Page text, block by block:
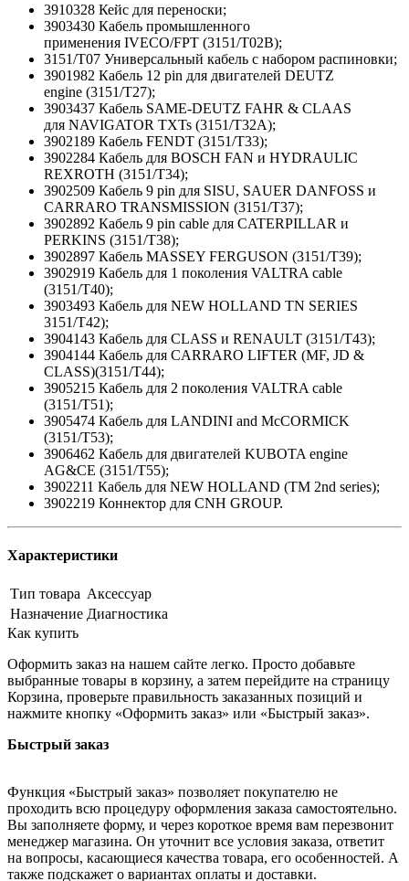
3910328 Кейс для переноски;
3903430 Кабель промышленного
применения IVECO/FPT (3151/T02B);
3151/T07 Универсальный кабель с набором распиновки;
3901982 Кабель 12 pin для двигателей DEUTZ
engine (3151/T27);
3903437 Кабель SAME-DEUTZ FAHR & CLAAS
для NAVIGATOR TXTs (3151/T32A);
3902189 Кабель FENDT (3151/T33);
3902284 Кабель для BOSCH FAN и HYDRAULIC
REXROTH (3151/T34);
3902509 Кабель 9 pin для SISU, SAUER DANFOSS и
CARRARO TRANSMISSION (3151/T37);
3902892 Кабель 9 pin cable для CATERPILLAR и
PERKINS (3151/T38);
3902897 Кабель MASSEY FERGUSON (3151/T39);
3902919 Кабель для 1 поколения VALTRA cable
(3151/T40);
3903493 Кабель для NEW HOLLAND TN SERIES
3151/T42);
3904143 Кабель для CLASS и RENAULT (3151/T43);
3904144 Кабель для CARRARO LIFTER (MF, JD &
CLASS)(3151/T44);
3905215 Кабель для 2 поколения VALTRA cable
(3151/T51);
3905474 Кабель для LANDINI and McCORMICK
(3151/T53);
3906462 Кабель для двигателей KUBOTA engine
AG&CE (3151/T55);
3902211 Кабель для NEW HOLLAND (TM 2nd series);
3902219 Коннектор для CNH GROUP.
Характеристики
Тип товара Аксессуар
Назначение Диагностика
Как купить
Оформить заказ на нашем сайте легко. Просто добавьте
выбранные товары в корзину, а затем перейдите на страницу
Корзина, проверьте правильность заказанных позиций и
нажмите кнопку «Оформить заказ» или «Быстрый заказ».
Быстрый заказ
Функция «Быстрый заказ» позволяет покупателю не
проходить всю процедуру оформления заказа самостоятельно.
Вы заполняете форму, и через короткое время вам перезвонит
менеджер магазина. Он уточнит все условия заказа, ответит
на вопросы, касающиеся качества товара, его особенностей. А
также подскажет о вариантах оплаты и доставки.